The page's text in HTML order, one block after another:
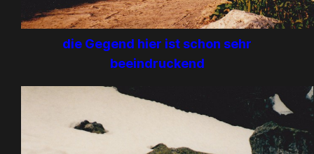
die Gegend hier ist schon sehr
beeindruckend